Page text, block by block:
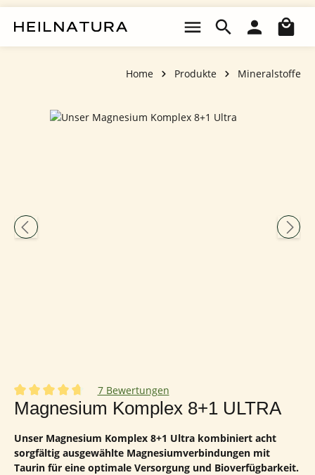
Home Produkte Mineralstoffe
Bildergalerie überspringen
Durchschnittliche Bewertung von 4.86 von 5 Sternen
7 Bewertungen
Magnesium Komplex 8+1 ULTRA
Unser Magnesium Komplex 8+1 Ultra kombiniert acht
sorgfältig ausgewählte Magnesiumverbindungen mit
Taurin für eine optimale Versorgung und Bioverfügbarkeit.